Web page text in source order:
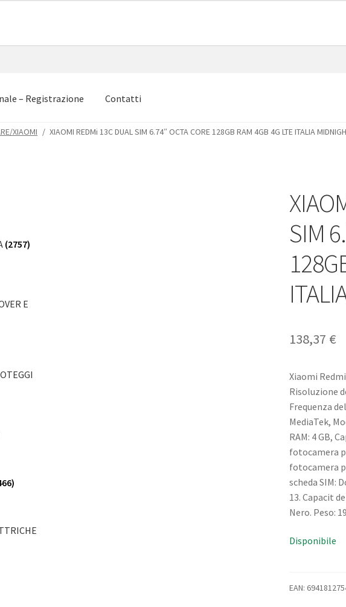
– Registrazione Contatti
XIAOMI / XIAOMI REDMi 13C DUAL SIM 6.74″ OCTA CORE 128GB RAM 4GB 4G LTE ITALIA
SIM
138,37 €
Xiaomi
Risoluzione
Frequenza
MediaTek,
RAM: 4 GB,
fotocamera
fotocamera
scheda SIM:
13. Capacit
Nero. Peso:
Disponibile
EAN:
(2757)
E